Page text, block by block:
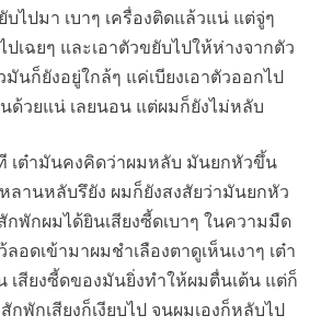
ไปมา เบาๆ เครื่องติดแล้วแน่ แต่จู่ๆ
เฉยๆ และเอาตัวขยับไปให้ห่างจากตัว
นก็ยังอยู่ใกล้ๆ แค่เบียงเอาตัวออกไป
ด้วยแน่ เลยนอน แต่ผมก็ยังไม่หลับ
เต๋ามันคงคิดว่าผมหลับ มันยกหัวขึ้น
ลานหลับรึยัง ผมก็ยังสงสัยว่ามันยกหัว
กพักผมได้ยินเสียงซี้ดเบาๆ ในความมืด
อดเข้ามาผมชำเลืองตาดูเห็นเงาๆ เต๋า
เสียงซี้ดของมันยิ่งทำให้ผมตื่นเต้น แต่ก็
กพักเสียงก็เงียบไป จนผมเองก็หลับไป